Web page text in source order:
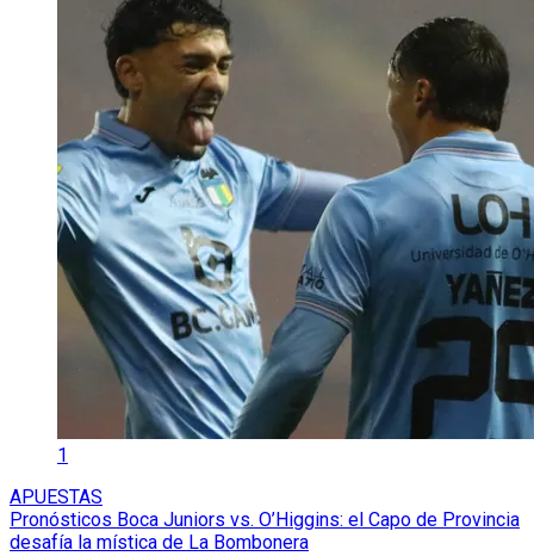
1
APUESTAS
Pronósticos Boca Juniors vs. O’Higgins: el Capo de Provincia
desafía la mística de La Bombonera